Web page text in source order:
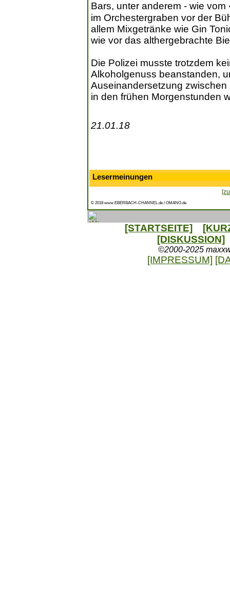
Bars, unter anderem - wie
im Orchestergraben vor der
allem Mixgetränke wie Gin
wie vor das althergebrachte
Die Polizei musste trotzdem
Alkoholgenuss beanstanden,
Auseinandersetzung
in den frühen Morgenstunden
21.01.18
Lesermeinungen
© 2018 www.EBERBACH-CHANNEL.de / OMANO.de
[STARTSEITE]
[DISKUSSION]
©2000-2025
[IMPRESSUM]